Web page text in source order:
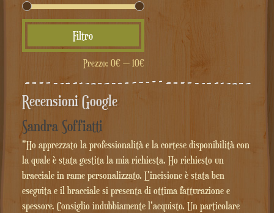
Min
Max
Filtro
Prezzo: 0€— 10€
Recensioni Google
Sandra Soffiatti
"Ho apprezzato la professionalità e la cortese disponibilità con
la quale è stata gestita la mia richiesta. Ho richiesto un
bracciale in rame personalizzato. L'incisione è stata ben
eseguita e il bracciale si presenta di ottima fatturazione e
spessore. Consiglio indubbiamente l'acquisto. Un particolare